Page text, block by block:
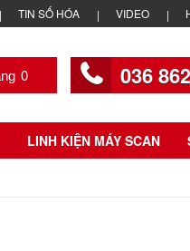
TIN SỐ HÓA VIDEO
0 036
LINH KIỆN MÁY SCAN